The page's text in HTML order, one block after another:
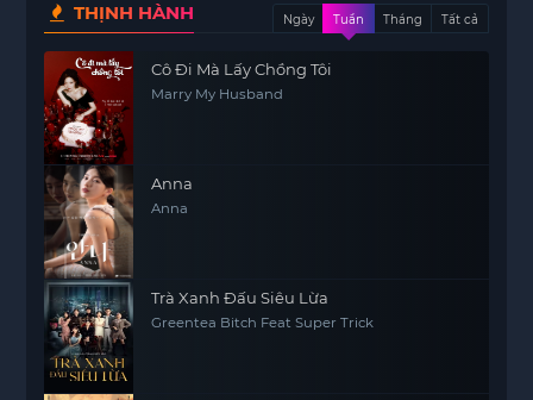
THỊNH HÀNH Ngày Tuần Tháng Tất cả
Cô Đi Mà Lấy Chồng Tôi
Marry My Husband
Anna
Anna
Trà Xanh Đấu Siêu Lừa
Greentea Bitch Feat Super Trick